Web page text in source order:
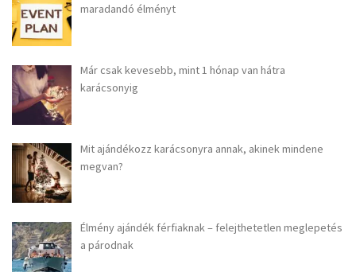
maradandó élményt
Már csak kevesebb, mint 1 hónap van hátra
karácsonyig
Mit ajándékozz karácsonyra annak, akinek mindene
megvan?
Élmény ajándék férfiaknak – felejthetetlen meglepetés
a párodnak